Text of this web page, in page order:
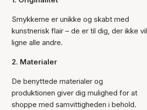
Smykkerne er unikke og skabt med
kunstnerisk flair – de er til dig, der ikke vil
ligne alle andre.
2. Materialer
De benyttede materialer og
produktionen giver dig mulighed for at
shoppe med samvittigheden i behold.